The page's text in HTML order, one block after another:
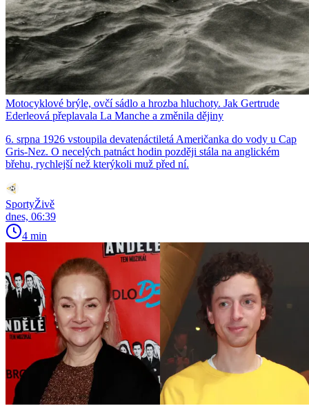
Motocyklové brýle, ovčí sádlo a hrozba hluchoty. Jak Gertrude
Ederleová přeplavala La Manche a změnila dějiny
6. srpna 1926 vstoupila devatenáctiletá Američanka do vody u Cap
Gris-Nez. O necelých patnáct hodin později stála na anglickém
břehu, rychlejší než kterýkoli muž před ní.
SportyŽivě
dnes, 06:39
4 min